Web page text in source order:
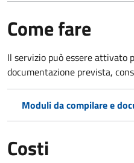
Come fare
Il servizio può essere attivato
documentazione prevista,
Moduli da compilare e
Costi